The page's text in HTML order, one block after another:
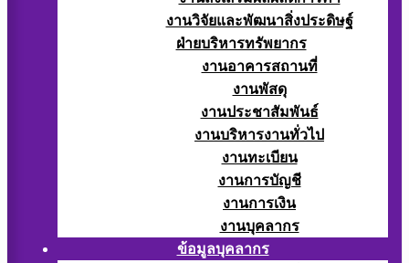
งานวิจัยและพัฒนาสิ่งประดิษฐ์
ฝ่ายบริหารทรัพยากร
งานอาคารสถานที่
งานพัสดุ
งานประชาสัมพันธ์
งานบริหารงานทั่วไป
งานทะเบียน
งานการบัญชี
งานการเงิน
งานบุคลากร
ข้อมูลบุคลากร